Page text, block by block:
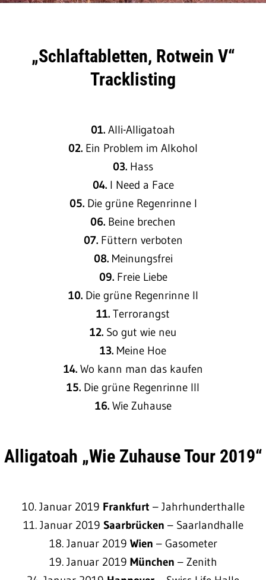
„Schlaftabletten, Rotwein V“
Tracklisting
01. Alli-Alligatoah
02. Ein Problem im Alkohol
03. Hass
04.I Need a Face
05.Die grüne Regenrinne I
06. Beine brechen
07.Füttern verboten
08.Meinungsfrei
09.Freie Liebe
10.Die grüne Regenrinne II
11. Terrorangst
12. So gut wie neu
13. Meine Hoe
14.Wo kann man das kaufen
15. Die grüne Regenrinne III
16.Wie Zuhause
Alligatoah „Wie Zuhause Tour 2019“
10. Januar 2019 Frankfurt – Jahrhunderthalle
11. Januar 2019 Saarbrücken – Saarlandhalle
18. Januar 2019 Wien – Gasometer
19. Januar 2019 München – Zenith